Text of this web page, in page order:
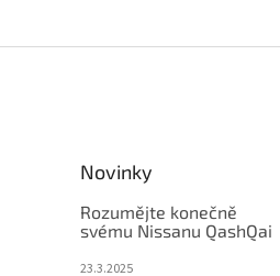
Novinky
Rozumějte konečně
svému Nissanu QashQai
23.3.2025